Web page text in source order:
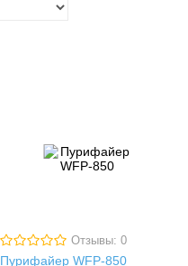
Отзывы: 0
Пурифайер WFP-850